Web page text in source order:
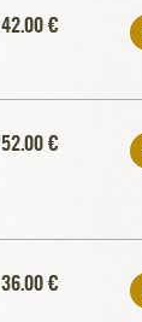
42.00 €
52.00 €
36.00 €